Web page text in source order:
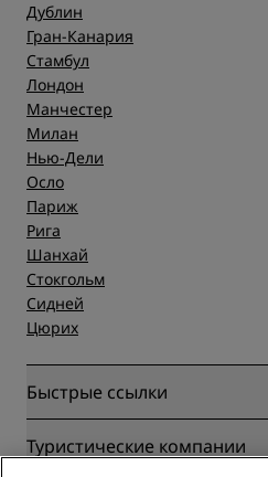
Дублин
Гран-Канария
Стамбул
Лондон
Манчестер
Милан
Нью-Дели
Осло
Париж
Рига
Шанхай
Стокгольм
Сидней
Цюрих
Быстрые ссылки
Radisson Rewards
Гарантия лучшей цены онлайн
Туристические компании